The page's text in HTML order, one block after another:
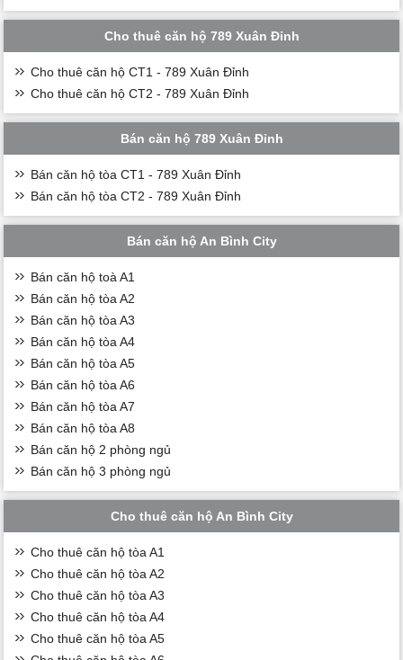
Cho thuê căn hộ 789 Xuân Đỉnh
Cho thuê căn hộ CT1 - 789 Xuân Đỉnh
Cho thuê căn hộ CT2 - 789 Xuân Đỉnh
Bán căn hộ 789 Xuân Đỉnh
Bán căn hộ tòa CT1 - 789 Xuân Đỉnh
Bán căn hộ tòa CT2 - 789 Xuân Đỉnh
Bán căn hộ An Bình City
Bán căn hộ toà A1
Bán căn hộ tòa A2
Bán căn hộ tòa A3
Bán căn hộ tòa A4
Bán căn hộ tòa A5
Bán căn hộ tòa A6
Bán căn hộ tòa A7
Bán căn hộ tòa A8
Bán căn hộ 2 phòng ngủ
Bán căn hộ 3 phòng ngủ
Cho thuê căn hộ An Bình City
Cho thuê căn hộ tòa A1
Cho thuê căn hộ tòa A2
Cho thuê căn hộ tòa A3
Cho thuê căn hộ tòa A4
Cho thuê căn hộ tòa A5